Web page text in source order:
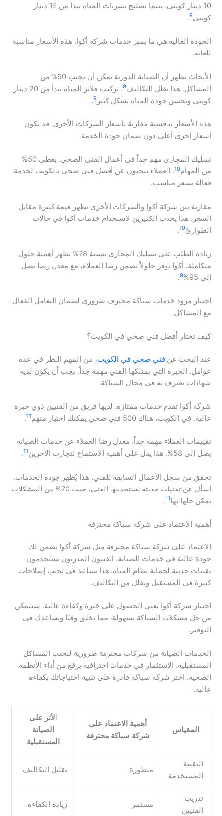
10 دينار كويتي، بينما تصليح تسربات المياه تبدأ من 15 دينار
كويتي9
.
الجودة العالية هي ما يميز خدمات شركة أكوا. هذه الأسعار مناسبة
للغاية.
الأبحاث تظهر أن الصيانة الدورية يمكن أن تجنب 90% من
المشاكل. هذا يقلل التكاليف9
. تركيب فلاتر المياه يبدأ من 20 دينار
كويتي ويحسن جودة المياه بشكل كبير 9
.
هذه الأسعار تنافسية مقارنةً بأسعار الشركات الأخرى. قد تكون
أسعار أخرى أعلى دون ضمان جودة الخدمة.
تسليك المجاري مهم جداً في أعمال الفني الصحي. يغطي 50%
من المهام10. العملاء يبحثون عن أفضل فني صحي بالكويت لخدمة
فعالة بسعر مناسب.
مقارنة بين شركة أكوا والشركات الأخرى تظهر قيمة كبيرة مقابل
السعر. هذا يجذب الكثيرين لاستخدام خدمات أكوا في حالات
الطوارئ10
.
زيادة الطلب على تسليك المجاري بنسبة 78% تظهر أهمية حلول
متكاملة. أكوا توفر حلولاً تضمن رضا العملاء، مع معدل رضا يصل
إلى 95%
9
.
اختيار مزود خدمات سباكة محترف ضروري لضمان التعامل الفعال
مع المشاكل.
كيف تختار أفضل فني صحي في الكويت؟
عند البحث عن فني صحي في الكويت، من المهم النظر في عدة
عوامل. الخبرة التي يمتلكها الفني مهمة جداً. يجب أن يكون لديه
شهادات تعترف به في مجال السباكة.
شركة أكوا تقدم خدمات ممتازة. لديها فريق من الفنيين ذوي خبرة
عالية. في الكويت، هناك 500 فني صحي يمكنك اختيار منهم
11
.
تقييمات العملاء مهمة جداً. معدل رضا العملاء عن خدمات الصيانة
يصل إلى 58%. هذا يدل على أهمية الاستماع لتجارب الآخرين
11
.
تحقق من سجل الأعمال السابقة للفني. هذا يُظهر جودة الخدمات.
اسأل عن تقنيات حديثة يستخدمها الفني، حيث 70% من المشكلات
يمكن حلها بها11
.
أهمية الاعتماد على شركة سباكة محترفة
الاعتماد على شركة سباكة محترفة مثل شركة أكوا يضمن لك
جودة عالية في خدمات الصيانة. الفنيون المدربون يستخدمون
تقنيات حديثة لحماية نظام المياه. هذا يساعد في تجنب إصلاحات
كبيرة في المستقبل ويقلل من التكاليف.
اختيار شركة أكوا يعني الحصول على خبرة وكفاءة عالية. ستتمكن
من حل مشكلات السباكة بسهولة، مما يخلق وقتًا ويساعدك في
التوفير.
الخدمات الصيانة من شركات محترفة ضرورية لتجنب المشاكل
المستقبلية. الاستثمار في خدمات احترافية يرفع من أداء الأنظمة
الصحية. اختر شركة سباكة قادرة على تلبية احتياجاتك بكفاءة
عالية.
المقياس
أهمية الاعتماد على
شركة سباكة محترفة
الأثر على
الصيانة
المستقبلية
التقنية
المستخدمة
متطورة تقليل التكاليف
تدريب
الفنيين
مستمر زيادة الكفاءة